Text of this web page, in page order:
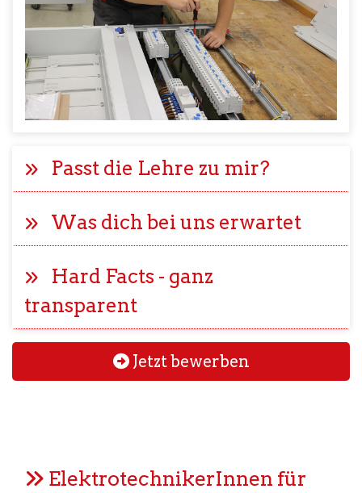
Passt die Lehre zu mir?
Was dich bei uns erwartet
Hard Facts - ganz
transparent
Jetzt bewerben
ElektrotechnikerInnen für